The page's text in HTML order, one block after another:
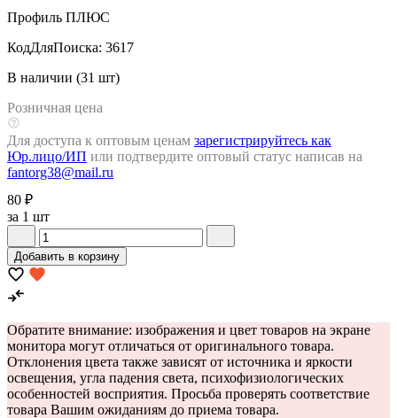
Профиль ПЛЮС
КодДляПоиска: 3617
В наличии (31 шт)
Розничная цена
Для доступа к оптовым ценам зарегистрируйтесь как
Юр.лицо/ИП или подтвердите оптовый статус написав на
fantorg38@mail.ru
80 ₽
за 1 шт
Добавить в корзину
Обратите внимание: изображения и цвет товаров на экране
монитора могут отличаться от оригинального товара.
Отклонения цвета также зависят от источника и яркости
освещения, угла падения света, психофизиологических
особенностей восприятия. Просьба проверять соответствие
товара Вашим ожиданиям до приема товара.